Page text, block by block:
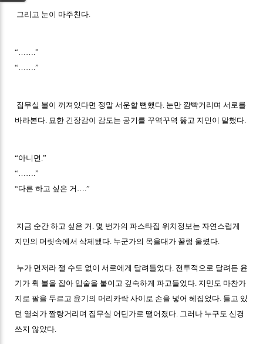
그리고 눈이 마주친다.
“…….”
“…….”
집무실 불이 꺼져있다면 정말 서운할 뻔했다. 눈만 깜빡거리며 서로를
바라본다. 묘한 긴장감이 감도는 공기를 꾸역꾸역 뚫고 지민이 말했다.
“아니면.”
“…….”
“다른 하고 싶은 거….”
지금 순간 하고 싶은 거. 몇 번가의 파스타집 위치정보는 자연스럽게
지민의 머릿속에서 삭제됐다. 누군가의 목울대가 꿀렁 울렸다.
누가 먼저라 잴 수도 없이 서로에게 달려들었다. 전투적으로 달려든 윤
기가 휙 볼을 잡아 입술을 붙이고 깊숙하게 파고들었다. 지민도 마찬가
지로 팔을 두르고 윤기의 머리카락 사이로 손을 넣어 헤집었다. 들고 있
던 열쇠가 짤랑거리며 집무실 어딘가로 떨어졌다. 그러나 누구도 신경
쓰지 않았다.